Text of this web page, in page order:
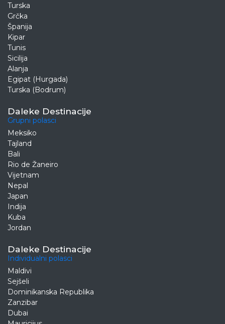
Turska
Grčka
Španija
Kipar
Tunis
Sicilija
Alanja
Egipat (Hurgada)
Turska (Bodrum)
Daleke Destinacije
Grupni polasci
Meksiko
Tajland
Bali
Rio de Žaneiro
Vijetnam
Nepal
Japan
Indija
Kuba
Jordan
Daleke Destinacije
Individualni polasci
Maldivi
Sejšeli
Dominikanska Republika
Zanzibar
Dubai